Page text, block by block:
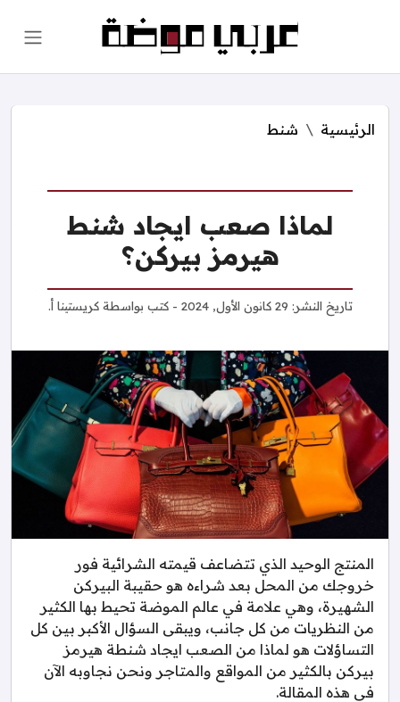
الرئيسية شنط
لماذا صعب ايجاد شنط
هيرمز بيركن؟
تاريخ النشر: 29 كانون الأول, 2024 - كتب بواسطةكريستينا أ.
المنتج الوحيد الذي تتضاعف قيمته الشرائية فور
خروجك من المحل بعد شراءه هو حقيبة البيركن
الشهيرة، وهي علامة في عالم الموضة تحيط بها الكثير
من النظريات من كل جانب، ويبقى السؤال الأكبر بين كل
التساؤلات هو لماذا من الصعب ايجاد شنطة هيرمز
بيركن بالكثير من المواقع والمتاجر ونحن نجاوبه الآن
في هذه المقالة.